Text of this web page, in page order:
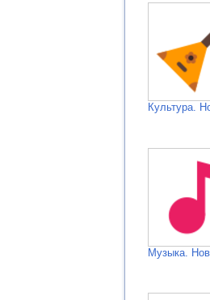
Культура.
Музыка.